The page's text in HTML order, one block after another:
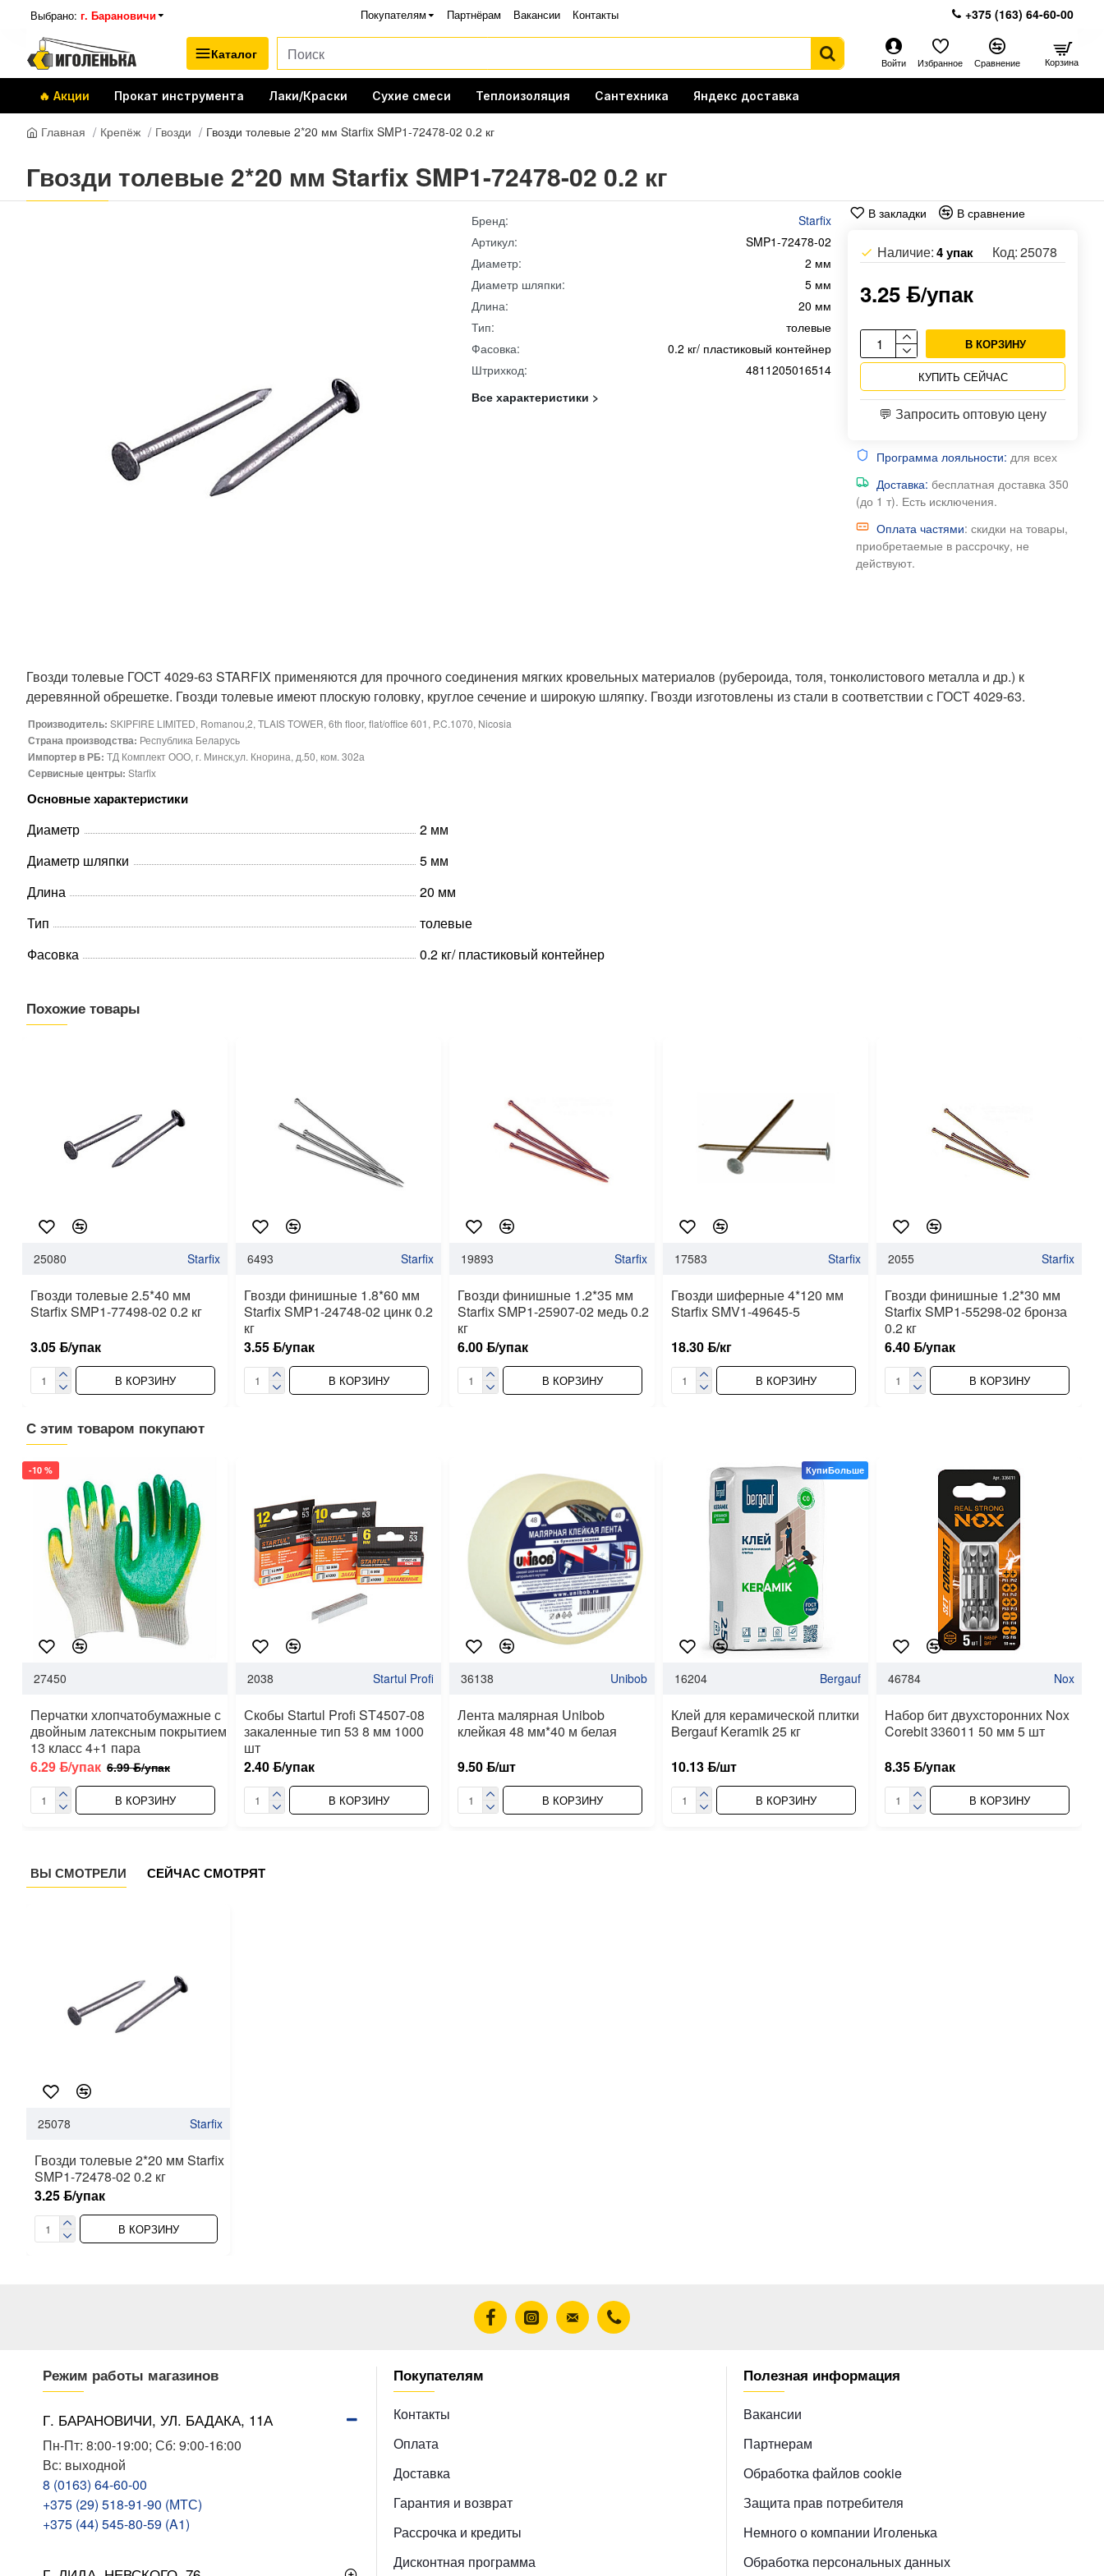
Выбрано: г. Барановичи Покупателям Партнёрам Вакансии Контакты +375 (163) 64-60-00
Каталог
Войти Избранное Сравнение Корзина
🔥 Акции Прокат инструмента Лаки/Краски Сухие смеси Теплоизоляция Сантехника Яндекс доставка
Главная Крепёж Гвозди Гвозди толевые 2*20 мм Starfix SMP1-72478-02 0.2 кг
Гвозди толевые 2*20 мм Starfix SMP1-72478-02 0.2 кг
3.25 ƃ/упак
Наличие:4 упак Код:25078
В КОРЗИНУ
КУПИТЬ СЕЙЧАС
В закладки В сравнение
💬 Запросить оптовую цену
Программа лояльности: для всех
Доставка: бесплатная доставка 350
(до 1 т). Есть исключения.
Оплата частями: скидки на товары,
приобретаемые в рассрочку, не
действуют.
Бренд:
Starfix
Артикул:
SMP1-72478-02
Диаметр:
2 мм
Диаметр шляпки:
5 мм
Длина:
20 мм
Тип:
толевые
Фасовка:
0.2 кг/ пластиковый контейнер
Штрихкод:
4811205016514
Все характеристики >
Гвозди толевые ГОСТ 4029-63 STARFIX применяются для прочного соединения мягких кровельных материалов (рубероида, толя, тонколистового металла и др.) к
деревянной обрешетке. Гвозди толевые имеют плоскую головку, круглое сечение и широкую шляпку. Гвозди изготовлены из стали в соответствии с ГОСТ 4029-63.
Производитель: SKIPFIRE LIMITED, Romanou,2, TLAIS TOWER, 6th floor, flat/office 601, P.C.1070, Nicosia
Страна производства: Республика Беларусь
Импортер в РБ: ТД Комплект ООО, г. Минск,ул. Кнорина, д.50, ком. 302а
Сервисные центры: Starfix
Основные характеристики
Диаметр
2 мм
Диаметр шляпки
5 мм
Длина
20 мм
Тип
толевые
Фасовка
0.2 кг/ пластиковый контейнер
Похожие товары
25080 Starfix
Гвозди толевые 2.5*40 мм
Starfix SMP1-77498-02 0.2 кг
3.05 ƃ/упак
В КОРЗИНУ
6493 Starfix
Гвозди финишные 1.8*60 мм
Starfix SMP1-24748-02 цинк 0.2
кг
3.55 ƃ/упак
В КОРЗИНУ
19893 Starfix
Гвозди финишные 1.2*35 мм
Starfix SMP1-25907-02 медь 0.2
кг
6.00 ƃ/упак
В КОРЗИНУ
17583 Starfix
Гвозди шиферные 4*120 мм
Starfix SMV1-49645-5
18.30 ƃ/кг
В КОРЗИНУ
2055 Starfix
Гвозди финишные 1.2*30 мм
Starfix SMP1-55298-02 бронза
0.2 кг
6.40 ƃ/упак
В КОРЗИНУ
С этим товаром покупают
-10 %
27450
Перчатки хлопчатобумажные с
двойным латексным покрытием
13 класс 4+1 пара
6.29 ƃ/упак 6.99 ƃ/упак
В КОРЗИНУ
2038 Startul Profi
Скобы Startul Profi ST4507-08
закаленные тип 53 8 мм 1000
шт
2.40 ƃ/упак
В КОРЗИНУ
36138 Unibob
Лента малярная Unibob
клейкая 48 мм*40 м белая
9.50 ƃ/шт
В КОРЗИНУ
КупиБольше
16204 Bergauf
Клей для керамической плитки
Bergauf Keramik 25 кг
10.13 ƃ/шт
В КОРЗИНУ
46784 Nox
Набор бит двухсторонних Nox
Corebit 336011 50 мм 5 шт
8.35 ƃ/упак
В КОРЗИНУ
ВЫ СМОТРЕЛИ СЕЙЧАС СМОТРЯТ
25078 Starfix
Гвозди толевые 2*20 мм Starfix
SMP1-72478-02 0.2 кг
3.25 ƃ/упак
В КОРЗИНУ
Режим работы магазинов
Г. БАРАНОВИЧИ, УЛ. БАДАКА, 11А
Пн-Пт: 8:00-19:00; Сб: 9:00-16:00
Вс: выходной
8 (0163) 64-60-00
+375 (29) 518-91-90 (МТС)
+375 (44) 545-80-59 (A1)
Покупателям
Контакты
Оплата
Доставка
Гарантия и возврат
Рассрочка и кредиты
Дисконтная программа
Полезная информация
Вакансии
Партнерам
Обработка файлов cookie
Защита прав потребителя
Немного о компании Иголенька
Обработка персональных данных